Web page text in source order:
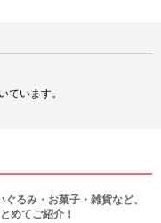
ています。
るみ・お菓子・雑貨など、
めてご紹介！